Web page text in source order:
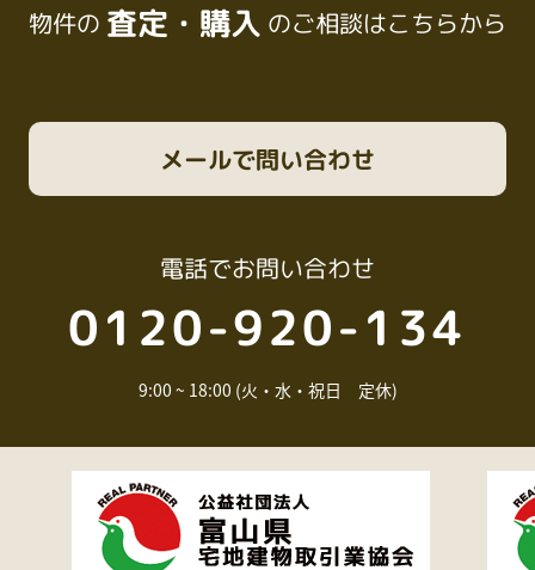
物件の 査定・購入 のご相談はこちらから
電話でお問い合わせ
0120-920-134
9:00 ~ 18:00 (火・水・祝日 定休)
メールで問い合わせ